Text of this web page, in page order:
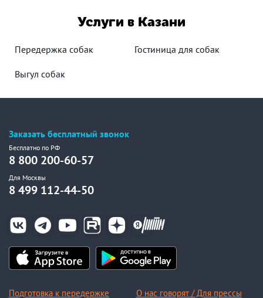
Услуги в Казани
Передержка собак Гостиница для собак
Выгул собак
Заказать бесплатный звонок
Бесплатно по РФ
8 800 200-60-57
Для Москвы
8 499 112-44-50
Подготовка к передержке
О нас говорят / Для прессы